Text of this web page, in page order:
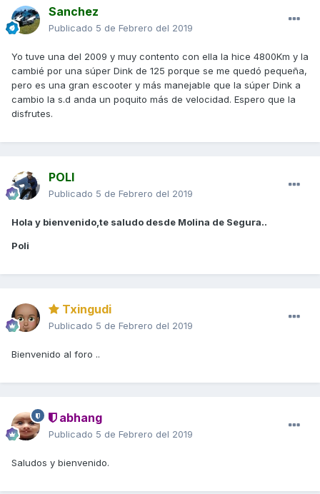
Sanchez
Publicado 5 de Febrero del 2019
Yo tuve una del 2009 y muy contento con ella la hice 4800Km y la
cambié por una súper Dink de 125 porque se me quedó pequeña,
pero es una gran escooter y más manejable que la súper Dink a
cambio la s.d anda un poquito más de velocidad. Espero que la
disfrutes.
POLI
Publicado 5 de Febrero del 2019
Hola y bienvenido,te saludo desde Molina de Segura..
Poli
Txingudi
Publicado 5 de Febrero del 2019
Bienvenido al foro ..
abhang
Publicado 5 de Febrero del 2019
Saludos y bienvenido.